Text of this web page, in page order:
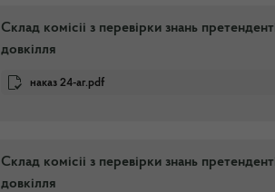
Склад кoмicii з перевiрки знань
довкiлля
наказ 24-аг.pdf
Склад кoмicii з перевiрки знань
довкiлля